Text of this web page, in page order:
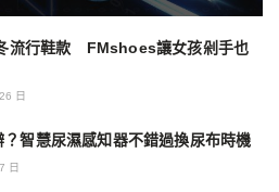
流行鞋款 FMshoes讓女孩剁手也
日
智慧尿濕感知器不錯過換尿布時機
日